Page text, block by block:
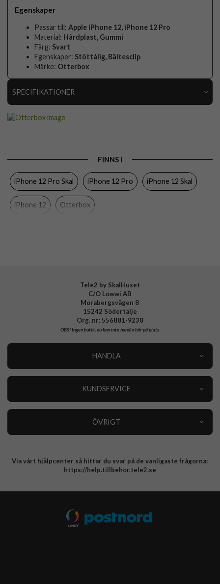
Egenskaper
Passar till:Apple iPhone 12, iPhone 12 Pro
Material: Hårdplast, Gummi
Färg: Svart
Egenskaper: Stöttålig, Bältesclip
Märke: Otterbox
SPECIFIKATIONER
Färg Svart
Material
FINNS I
iPhone 12 Pro Skal iPhone 12 Pro iPhone 12 Skal
iPhone 12 Otterbox
Tele2 by SkalHuset
C/O Lowwi AB
Morabergsvägen 8
15242 Södertälje
Org. nr: 556881-9238
OBS!Ingen butik, du kan inte handla här på plats
HANDLA
KUNDSERVICE
ÖVRIGT
Integritetspolicy
Via vårt hjälpcenter så hittar du svar på de vanligaste frågorna:
https://help.tillbehor.tele2.se